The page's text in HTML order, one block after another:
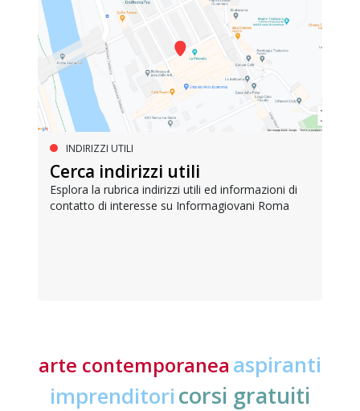
INDIRIZZI UTILI
Cerca indirizzi utili
Esplora la rubrica indirizzi utili ed informazioni di
contatto di interesse su Informagiovani Roma
arte contemporanea aspiranti
imprenditori corsi gratuiti